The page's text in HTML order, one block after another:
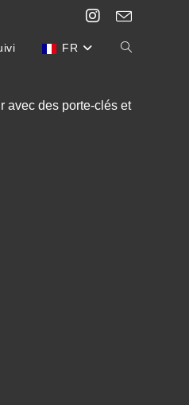
FR
avec des porte-clés et